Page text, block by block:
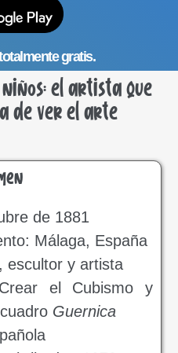
gratis.
el artista que
de ver el arte
de 1881
Málaga, España
escultor y artista
el Cubismo y
Guernica